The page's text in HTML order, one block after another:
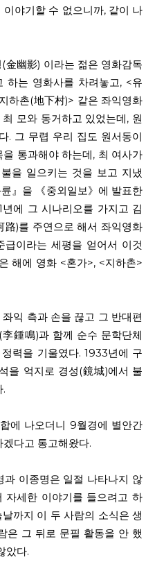
야기할 수 없으니까, 같이 나
金幽影) 이라는 젊은 영화감독
하는 영화사를 차려놓고, <유
하촌(地下村)> 같은 좌익영화
모와 동거하고 있었는데, 원
. 그 무렵 우리 집도 원서동이
통과해야 하는데, 최 여사가
을 일으키는 것을 보고 지냈
』을 《중외일보》에 발표한
에 그 시나리오를 가지고 김
路)를 주연으로 해서 좌익영화
이라는 세평을 얻어서 이것
해에 영화 <혼가>, <지하촌>
익 측과 손을 끊고 그 반대편
鍾鳴)과 함께 순수 문학단체
력을 기울였다. 1933년에 구
을 억지로 경성(鏡城)에서 불
.
에 나오더니 9월경에 별안간
다고 통고해왔다.
이종명은 일절 나타나지 않
자세한 이야기를 들으려고 하
까지 이 두 사람의 소식은 생
은 그 뒤로 문필 활동을 안 했
았다.